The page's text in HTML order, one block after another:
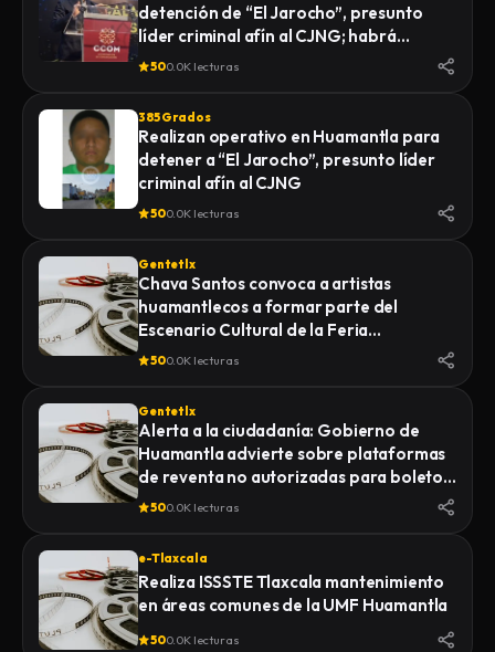
LA FISCALÍA GENERAL DE JUSTICIA DEL
ESTADO (FGJE) INICIÓ UNA CARPETA DE
INVESTIGACIÓN POR EL DELITO DE
HOMICIDIO CALIFICADO EN CONTRA DE
QUIEN O QUIENES RESULTEN
RESPONSABLES
detención de “El Jarocho”, presunto
líder criminal afín al CJNG; habrá
vigilancia 48 horas en Huamantla
500.0K lecturas
385 Grados
Realizan operativo en Huamantla para
detener a “El Jarocho”, presunto líder
criminal afín al CJNG
500.0K lecturas
Gentetlx
Chava Santos convoca a artistas
huamantlecos a formar parte del
Escenario Cultural de la Feria
Internacional del Arte Efímero y la Dalia
500.0K lecturas
Gentetlx
Alerta a la ciudadanía: Gobierno de
Huamantla advierte sobre plataformas
de reventa no autorizadas para boletos
de la Feria 2026
500.0K lecturas
e-Tlaxcala
Realiza ISSSTE Tlaxcala mantenimiento
en áreas comunes de la UMF Huamantla
500.0K lecturas